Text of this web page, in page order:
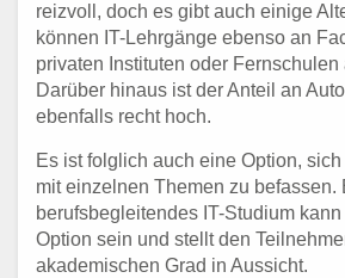
reizvoll, doch es gibt auch einige
können IT-Lehrgänge ebenso an
privaten Instituten oder
Darüber hinaus ist der Anteil an
ebenfalls recht hoch.
Es ist folglich auch eine Option,
mit einzelnen Themen zu befassen.
berufsbegleitendes IT-Studium
Option sein und stellt den
akademischen Grad in Aussicht.